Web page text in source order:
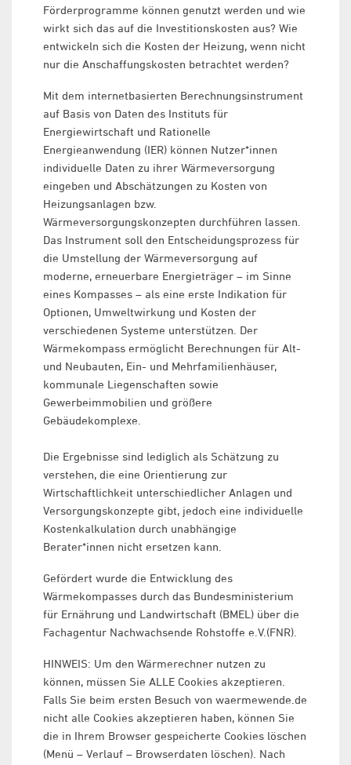
Förderprogramme können genutzt werden und wie
wirkt sich das auf die Investitionskosten aus? Wie
entwickeln sich die Kosten der Heizung, wenn nicht
nur die Anschaffungskosten betrachtet werden?
Mit dem internetbasierten Berechnungsinstrument
auf Basis von Daten des Instituts für
Energiewirtschaft und Rationelle
Energieanwendung (IER) können Nutzer*innen
individuelle Daten zu ihrer Wärmeversorgung
eingeben und Abschätzungen zu Kosten von
Heizungsanlagen bzw.
Wärmeversorgungskonzepten durchführen lassen.
Das Instrument soll den Entscheidungsprozess für
die Umstellung der Wärmeversorgung auf
moderne, erneuerbare Energieträger – im Sinne
eines Kompasses – als eine erste Indikation für
Optionen, Umweltwirkung und Kosten der
verschiedenen Systeme unterstützen. Der
Wärmekompass ermöglicht Berechnungen für Alt-
und Neubauten, Ein- und Mehrfamilienhäuser,
kommunale Liegenschaften sowie
Gewerbeimmobilien und größere
Gebäudekomplexe.
Die Ergebnisse sind lediglich als Schätzung zu
verstehen, die eine Orientierung zur
Wirtschaftlichkeit unterschiedlicher Anlagen und
Versorgungskonzepte gibt, jedoch eine individuelle
Kostenkalkulation durch unabhängige
Berater*innen nicht ersetzen kann.
Gefördert wurde die Entwicklung des
Wärmekompasses durch das Bundesministerium
für Ernährung und Landwirtschaft (BMEL) über die
Fachagentur Nachwachsende Rohstoffe e.V.(FNR).
HINWEIS: Um den Wärmerechner nutzen zu
können, müssen Sie ALLE Cookies akzeptieren.
Falls Sie beim ersten Besuch von waermewende.de
nicht alle Cookies akzeptieren haben, können Sie
die in Ihrem Browser gespeicherte Cookies löschen
(Menü – Verlauf – Browserdaten löschen). Nach